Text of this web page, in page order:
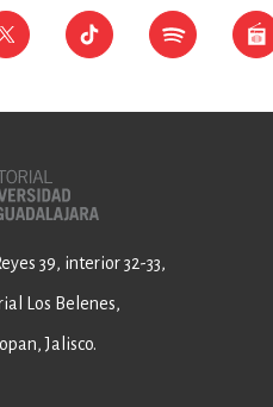
39, interior 32-33,
Los Belenes,
Jalisco.